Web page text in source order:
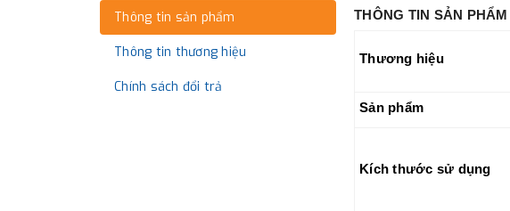
Thông tin sản phẩm
Thông tin thương hiệu
Chính sách đổi trả
THÔNG TIN SẢN PHẨM
Thương hiệu
Sản phẩm
Kích thước sử dụng